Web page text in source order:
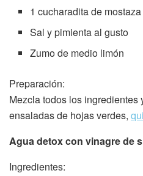
1 cucharadita de mostaza
Sal y pimienta al gusto
Zumo de medio limón
Preparación:
Mezcla todos los
ensaladas de hojas verdes,
Agua detox con vinagre de
Ingredientes: